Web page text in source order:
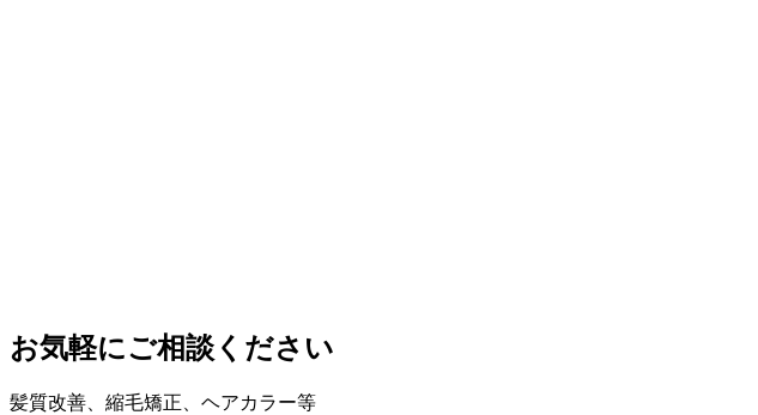
お気軽にご相談ください
髪質改善、縮毛矯正、ヘアカラー等